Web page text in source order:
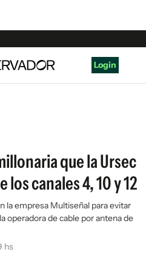
Login
que la Ursec
los canales 4, 10 y 12
la empresa Multiseñal para evitar
operadora de cable por antena de
hs